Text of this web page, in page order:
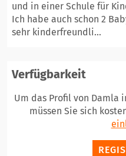
und in einer Schule für
Ich habe auch schon 2
sehr kinderfreundli...
Verfügbarkeit
Um das Profil von Damla
müssen Sie sich